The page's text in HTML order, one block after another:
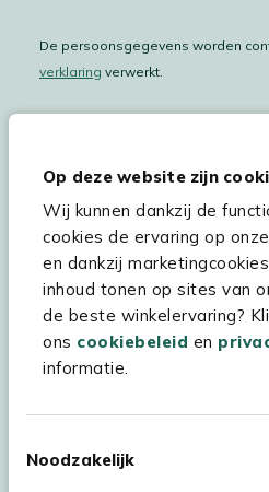
Op deze website zijn
Wij kunnen dankzij de
cookies de ervaring op
en dankzij
inhoud tonen op sites van
de beste winkelervaring?
ons cookiebeleid en
informatie.
Noodzakelijk
De persoonsgegevens worden
verklaring verwerkt.
Hulp & service
Assortiment
Kees Smit Tuinmeubelen
Experience Stores XXL